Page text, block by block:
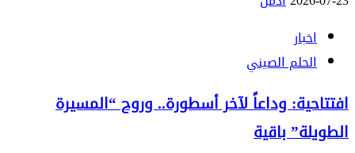
اخبار
الحلم الصيني
افتتاحية: وداعاً لآخر أسطورة.. وروح “المسيرة
الطويلة” باقية